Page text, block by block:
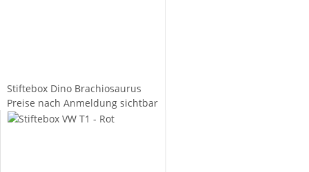
Stiftebox Dino Brachiosaurus
Preise nach Anmeldung sichtbar